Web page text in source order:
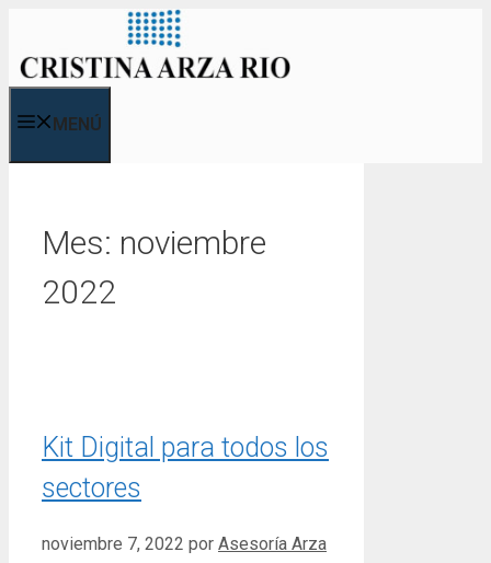
contenido
MENÚ
Mes: noviembre
2022
Kit Digital para todos los
sectores
noviembre 7, 2022 por Asesoría Arza